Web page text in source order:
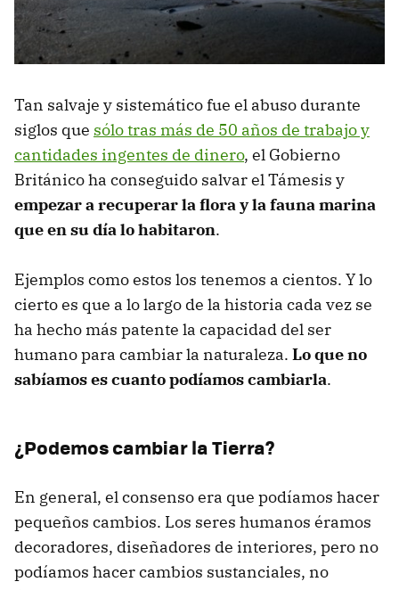
Tan salvaje y sistemático fue el abuso durante
siglos que sólo tras más de 50 años de trabajo y
cantidades ingentes de dinero, el Gobierno
Británico ha conseguido salvar el Támesis y
empezar a recuperar la flora y la fauna marina
que en su día lo habitaron.
Ejemplos como estos los tenemos a cientos. Y lo
cierto es que a lo largo de la historia cada vez se
ha hecho más patente la capacidad del ser
humano para cambiar la naturaleza. Lo que no
sabíamos es cuanto podíamos cambiarla.
¿Podemos cambiar la Tierra?
En general, el consenso era que podíamos hacer
pequeños cambios. Los seres humanos éramos
decoradores, diseñadores de interiores, pero no
podíamos hacer cambios sustanciales, no